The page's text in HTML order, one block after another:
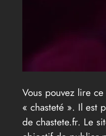
Vous pouvez lire
« chasteté ». Il est
de chastete.fr. Le